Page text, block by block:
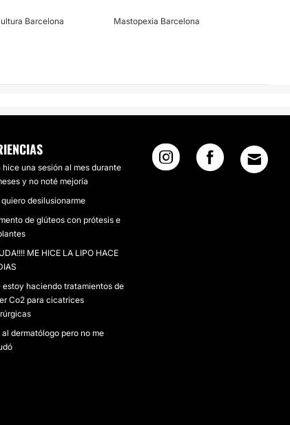
Barcelona
Mastopexia Barcelona
hice una sesión al mes durante
y no noté mejoría
quiero desilusionarme
de glúteos con prótesis e
ME HICE LA LIPO HACE
estoy haciendo tratamientos de
Co2 para cicatrices
al dermatólogo pero no me